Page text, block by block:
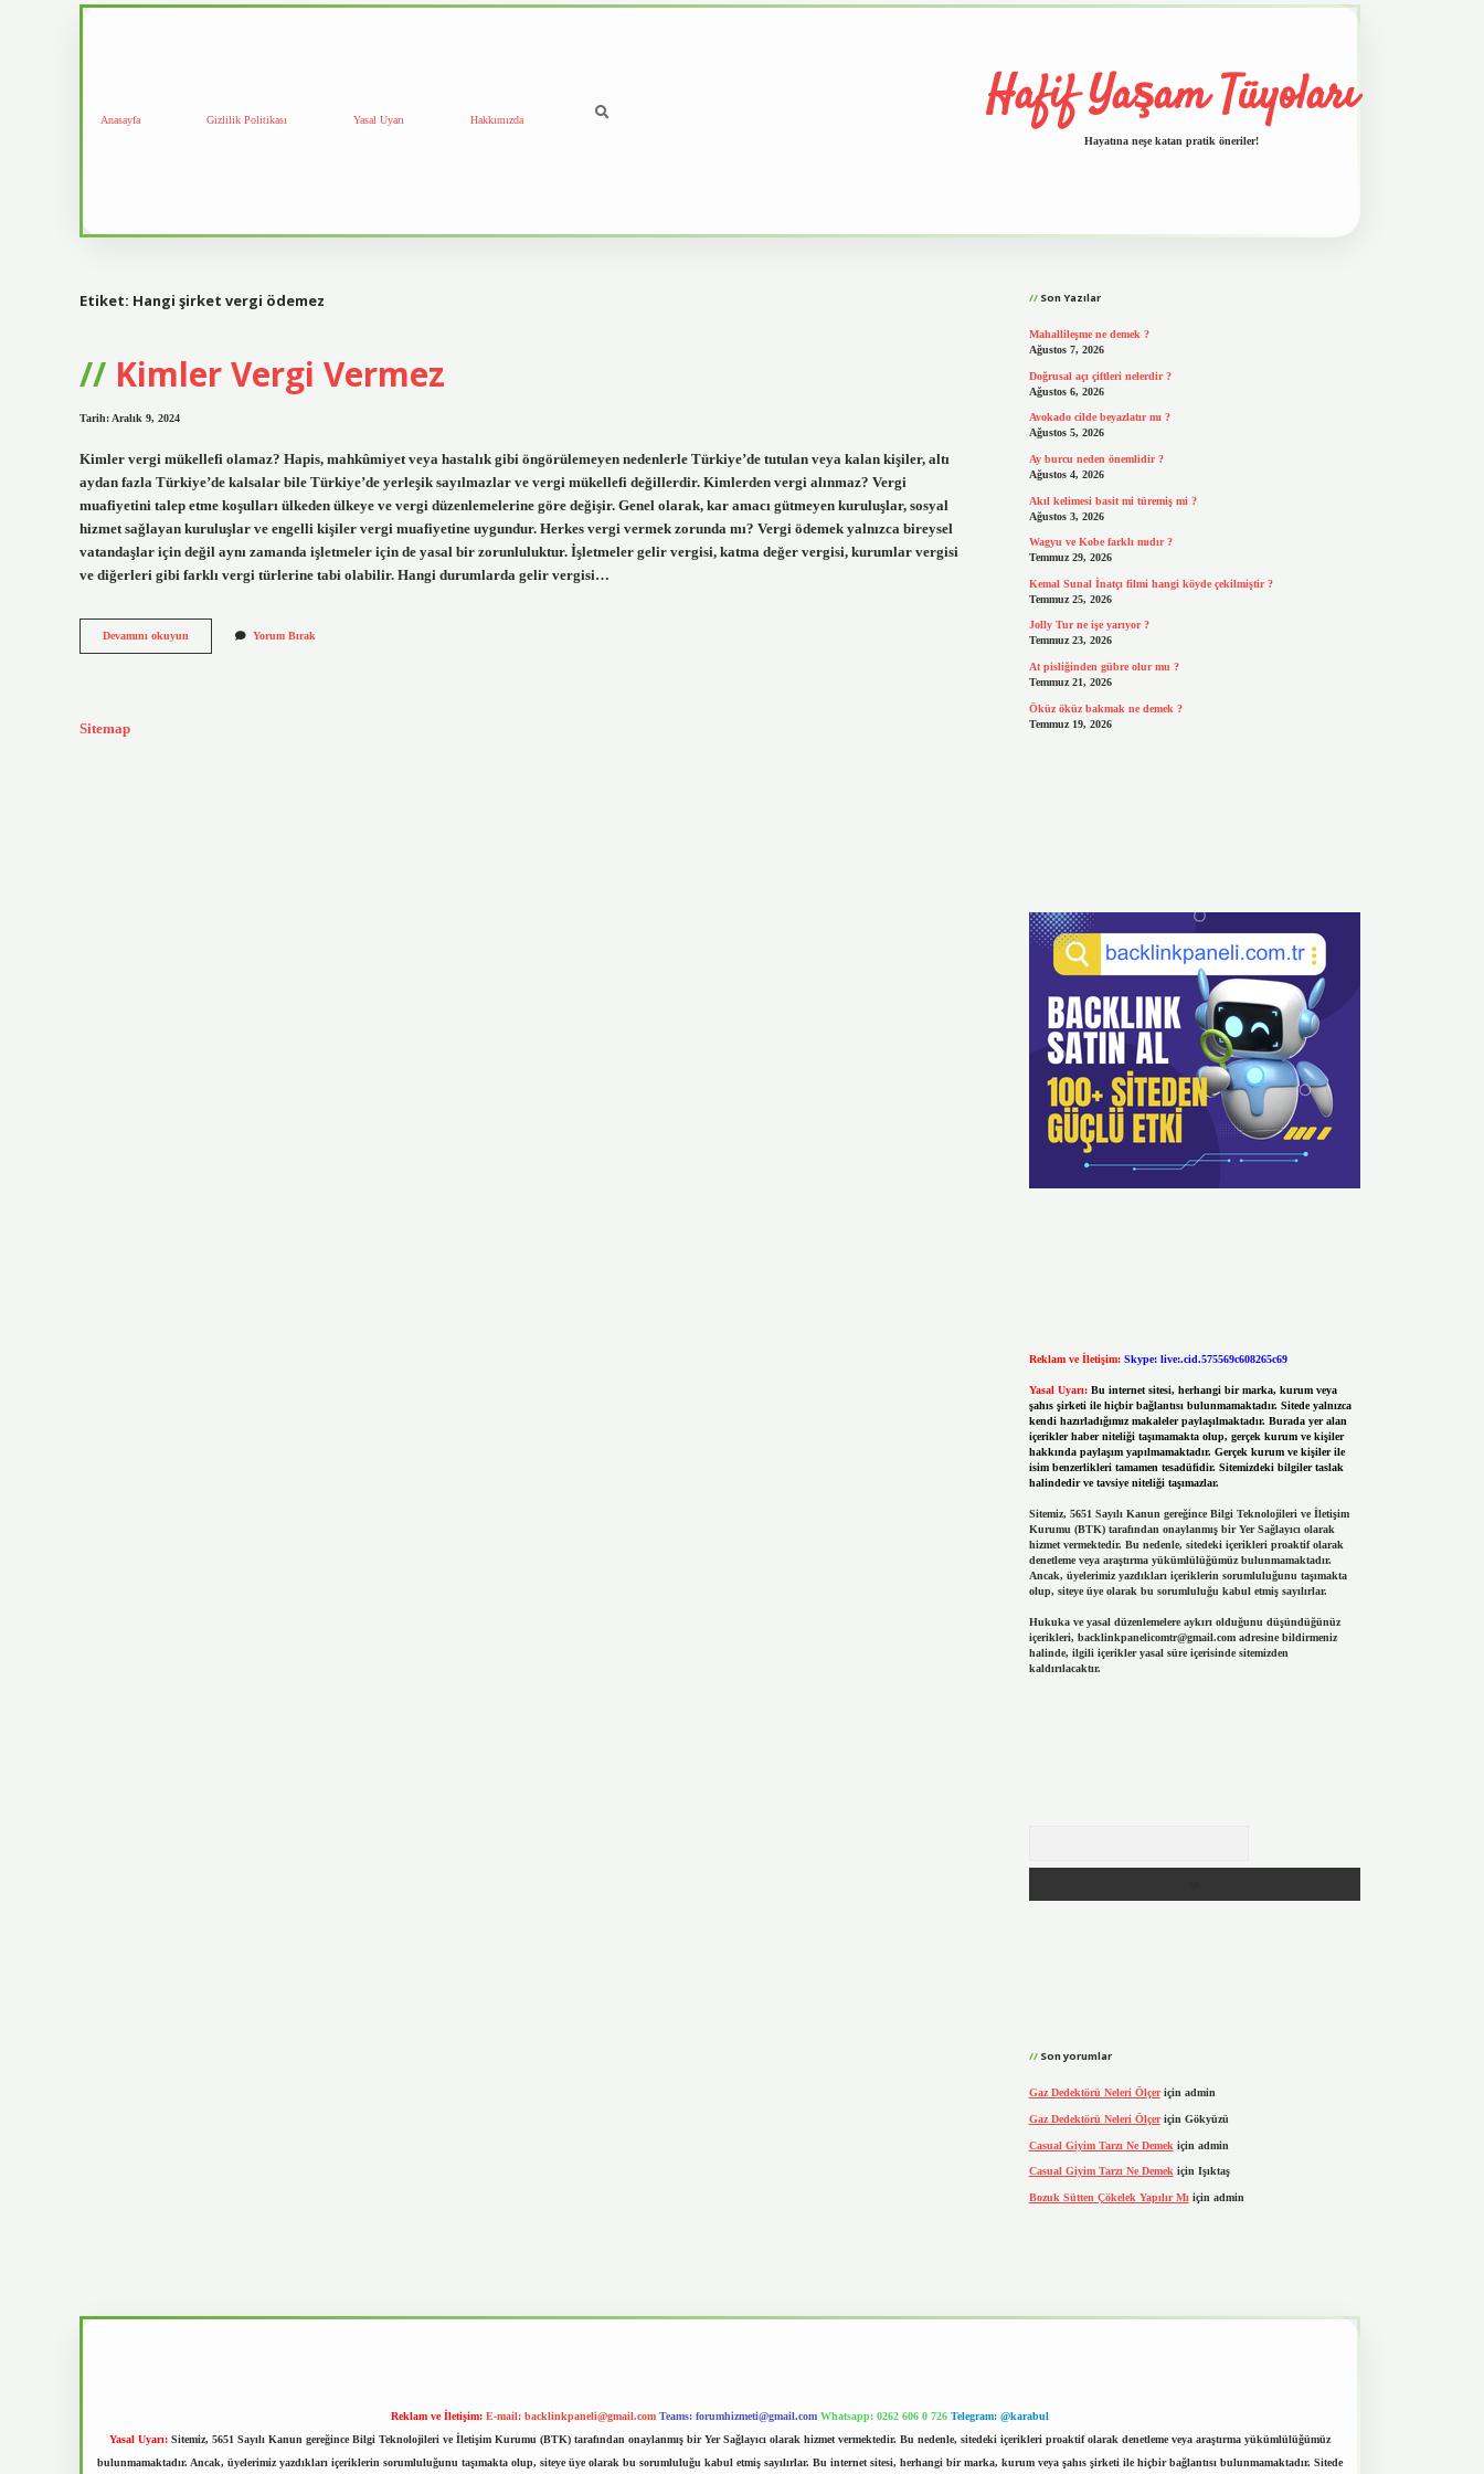
Anasayfa Gizlilik Politikası Yasal Uyarı Hakkımızda Hafif Yaşam Tüyoları
Hayatına neşe katan pratik öneriler!
Etiket: Hangi şirket vergi ödemez
Kimler Vergi Vermez
Tarih: Aralık 9, 2024
Kimler vergi mükellefi olamaz? Hapis, mahkûmiyet veya hastalık gibi öngörülemeyen nedenlerle Türkiye’de tutulan veya kalan kişiler, altı
aydan fazla Türkiye’de kalsalar bile Türkiye’de yerleşik sayılmazlar ve vergi mükellefi değillerdir. Kimlerden vergi alınmaz? Vergi
muafiyetini talep etme koşulları ülkeden ülkeye ve vergi düzenlemelerine göre değişir. Genel olarak, kar amacı gütmeyen kuruluşlar, sosyal
hizmet sağlayan kuruluşlar ve engelli kişiler vergi muafiyetine uygundur. Herkes vergi vermek zorunda mı? Vergi ödemek yalnızca bireysel
vatandaşlar için değil aynı zamanda işletmeler için de yasal bir zorunluluktur. İşletmeler gelir vergisi, katma değer vergisi, kurumlar vergisi
ve diğerleri gibi farklı vergi türlerine tabi olabilir. Hangi durumlarda gelir vergisi…
Devamını okuyun
Vergi
Yorum Bırak
Sitemap
Son Yazılar
Mahallileşme ne demek ?
Ağustos 7, 2026
Doğrusal açı çiftleri nelerdir ?
Ağustos 6, 2026
Avokado cilde beyazlatır mı ?
Ağustos 5, 2026
Ay burcu neden önemlidir ?
Ağustos 4, 2026
Akıl kelimesi basit mi türemiş mi ?
Ağustos 3, 2026
Wagyu ve Kobe farklı mıdır ?
Temmuz 29, 2026
Kemal Sunal İnatçı filmi hangi köyde çekilmiştir ?
Temmuz 25, 2026
Jolly Tur ne işe yarıyor ?
Temmuz 23, 2026
At pisliğinden gübre olur mu ?
Temmuz 21, 2026
Öküz öküz bakmak ne demek ?
Temmuz 19, 2026
Reklam ve İletişim: Skype: live:.cid.575569c608265c69
Yasal Uyarı: Bu internet sitesi, herhangi bir marka, kurum veya
şahıs şirketi ile hiçbir bağlantısı bulunmamaktadır. Sitede yalnızca
kendi hazırladığımız makaleler paylaşılmaktadır. Burada yer alan
içerikler haber niteliği taşımamakta olup, gerçek kurum ve kişiler
hakkında paylaşım yapılmamaktadır. Gerçek kurum ve kişiler ile
isim benzerlikleri tamamen tesadüfidir. Sitemizdeki bilgiler taslak
halindedir ve tavsiye niteliği taşımazlar.
Sitemiz, 5651 Sayılı Kanun gereğince Bilgi Teknolojileri ve İletişim
Kurumu (BTK) tarafından onaylanmış bir Yer Sağlayıcı olarak
hizmet vermektedir. Bu nedenle, sitedeki içerikleri proaktif olarak
denetleme veya araştırma yükümlülüğümüz bulunmamaktadır.
Ancak, üyelerimiz yazdıkları içeriklerin sorumluluğunu taşımakta
olup, siteye üye olarak bu sorumluluğu kabul etmiş sayılırlar.
Hukuka ve yasal düzenlemelere aykırı olduğunu düşündüğünüz
içerikleri, backlinkpanelicomtr@gmail.comadresine bildirmeniz
halinde, ilgili içerikler yasal süre içerisinde sitemizden
kaldırılacaktır.
Son yorumlar
Gaz Dedektörü Neleri Ölçeriçin admin
Gaz Dedektörü Neleri Ölçeriçin Gökyüzü
Casual Giyim Tarzı Ne Demek için admin
Casual Giyim Tarzı Ne Demek için Işıktaş
Bozuk Sütten Çökelek Yapılır Mı için admin
Reklam ve İletişim: E-mail: backlinkpaneli@gmail.com Teams: forumhizmeti@gmail.com Whatsapp: 0262 606 0 726 Telegram: @karabul
Yasal Uyarı: Sitemiz, 5651 Sayılı Kanun gereğince Bilgi Teknolojileri ve İletişim Kurumu (BTK) tarafından onaylanmış bir Yer Sağlayıcı olarak hizmet vermektedir. Bu nedenle, sitedeki içerikleri proaktif olarak denetleme veya araştırma yükümlülüğümüz
bulunmamaktadır. Ancak, üyelerimiz yazdıkları içeriklerin sorumluluğunu taşımakta olup, siteye üye olarak bu sorumluluğu kabul etmiş sayılırlar. Bu internet sitesi, herhangi bir marka, kurum veya şahıs şirketi ile hiçbir bağlantısı bulunmamaktadır. Sitede